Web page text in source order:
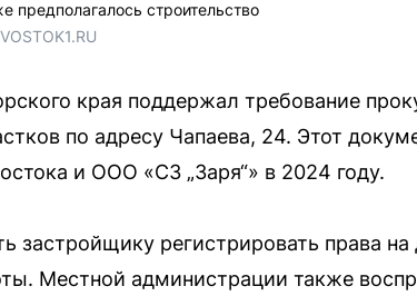
предполагалось строительство
края поддержал требование
по адресу Чапаева, 24. Этот
и ООО «СЗ „Заря“» в 2024 году.
застройщику регистрировать права
Местной администрации также